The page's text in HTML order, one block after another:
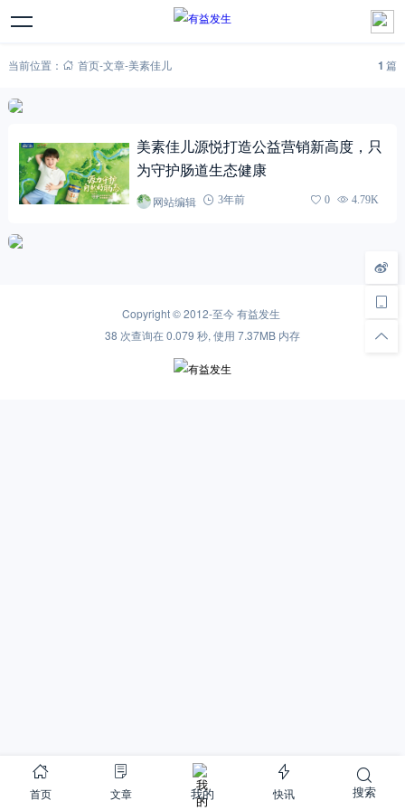
当前位置： 首页-文章-美素佳儿 1 篇
美素佳儿源悦打造公益营销新高度，只
为守护肠道生态健康
网站编辑 3年前 0 4.79K
Copyright © 2012-至今有益发生
38 次查询在 0.079 秒, 使用 7.37MB 内存
首页 文章 我的 快讯 搜索